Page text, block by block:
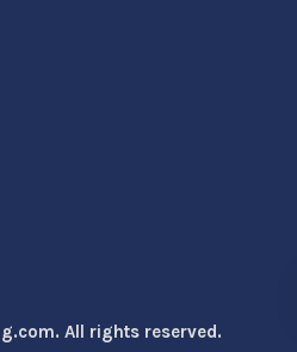
All rights reserved.